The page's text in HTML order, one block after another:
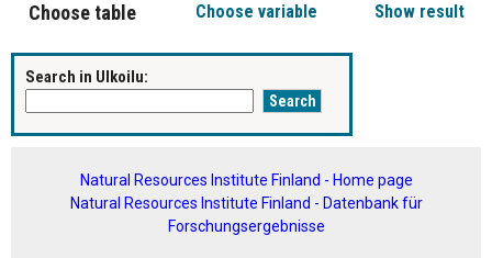
Choose table Choose variable Show result
Search in Ulkoilu:
Natural Resources Institute Finland - Home page
Natural Resources Institute Finland - Datenbank für
Forschungsergebnisse